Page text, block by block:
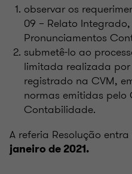
observar os
09 – Relato
Pronunciamentos
submetê-lo ao
limitada realizada
registrado na CVM,
normas emitidas pelo
Contabilidade.
A referia Resolução
janeiro de 2021.